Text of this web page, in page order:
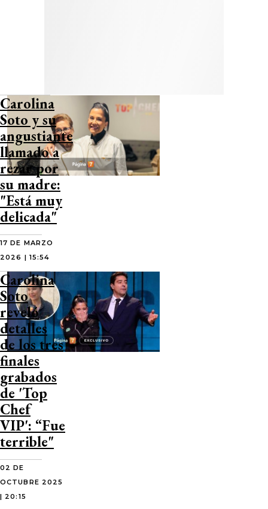
Carolina
Soto y su
angustiante
llamado a
rezar por
su madre:
"Está muy
delicada"
17 DE MARZO
2026 | 15:54
Carolina
Soto
reveló
detalles
de los tres
finales
grabados
de 'Top
Chef
VIP': “Fue
terrible"
02 DE
OCTUBRE 2025
| 20:15